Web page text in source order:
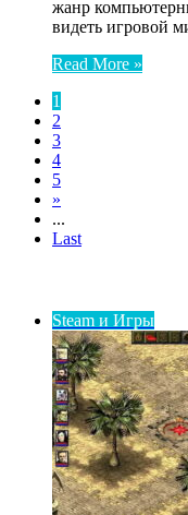
жанр
видеть игровой
Read More »
1
2
3
4
5
»
...
Last
Steam и Игры